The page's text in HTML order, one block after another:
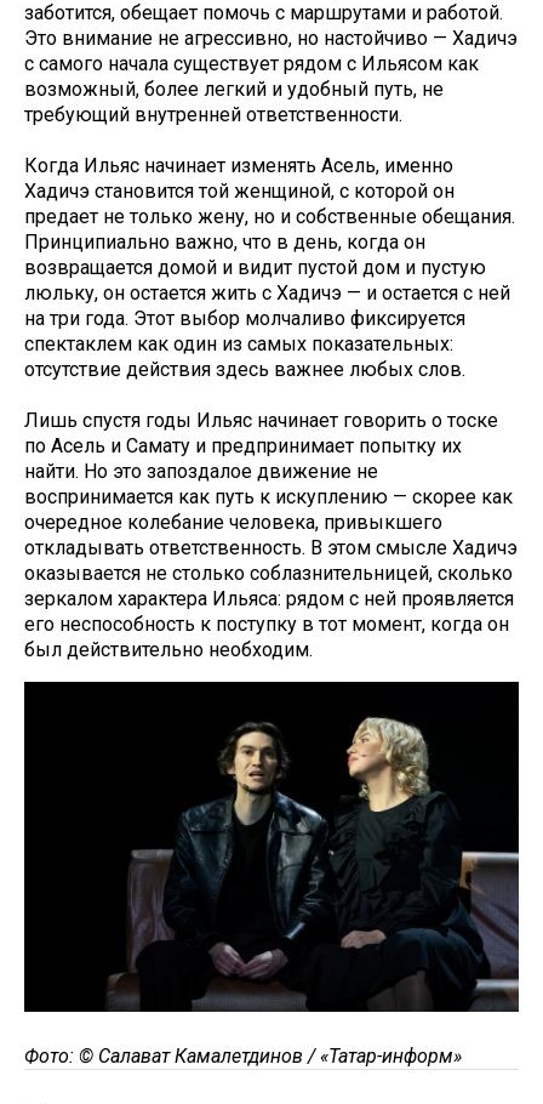
заботится, обещает помочь с маршрутами и работой.
Это внимание не агрессивно, но настойчиво — Хадичэ
с самого начала существует рядом с Ильясом как
возможный, более легкий и удобный путь, не
требующий внутренней ответственности.
Когда Ильяс начинает изменять Асель, именно
Хадичэ становится той женщиной, с которой он
предает не только жену, но и собственные обещания.
Принципиально важно, что в день, когда он
возвращается домой и видит пустой дом и пустую
люльку, он остается жить с Хадичэ — и остается с ней
на три года. Этот выбор молчаливо фиксируется
спектаклем как один из самых показательных:
отсутствие действия здесь важнее любых слов.
Лишь спустя годы Ильяс начинает говорить о тоске
по Асель и Самату и предпринимает попытку их
найти. Но это запоздалое движение не
воспринимается как путь к искуплению — скорее как
очередное колебание человека, привыкшего
откладывать ответственность. В этом смысле Хадичэ
оказывается не столько соблазнительницей, сколько
зеркалом характера Ильяса: рядом с ней проявляется
его неспособность к поступку в тот момент, когда он
был действительно необходим.
Фото: © Салават Камалетдинов / «Татар-информ»